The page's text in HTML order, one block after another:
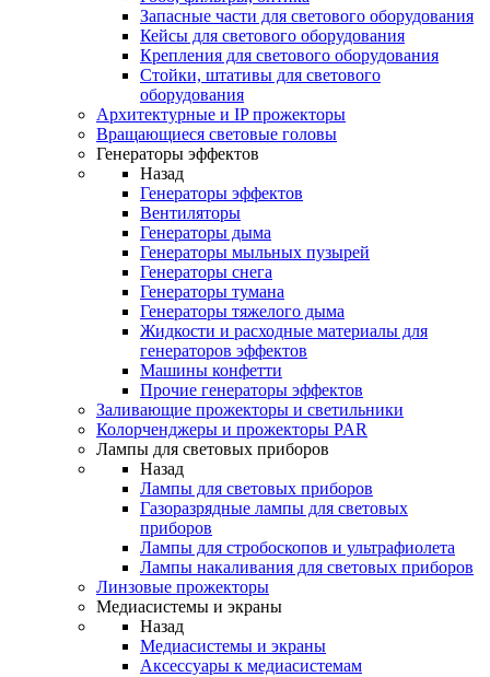
Запасные части для светового оборудования
Кейсы для светового оборудования
Крепления для светового оборудования
Стойки, штативы для светового
оборудования
Архитектурные и IP прожекторы
Вращающиеся световые головы
Генераторы эффектов
Назад
Генераторы эффектов
Вентиляторы
Генераторы дыма
Генераторы мыльных пузырей
Генераторы снега
Генераторы тумана
Генераторы тяжелого дыма
Жидкости и расходные материалы для
генераторов эффектов
Машины конфетти
Прочие генераторы эффектов
Заливающие прожекторы и светильники
Колорченджеры и прожекторы PAR
Лампы для световых приборов
Назад
Лампы для световых приборов
Газоразрядные лампы для световых
приборов
Лампы для стробоскопов и ультрафиолета
Лампы накаливания для световых приборов
Линзовые прожекторы
Медиасистемы и экраны
Назад
Медиасистемы и экраны
Аксессуары к медиасистемам